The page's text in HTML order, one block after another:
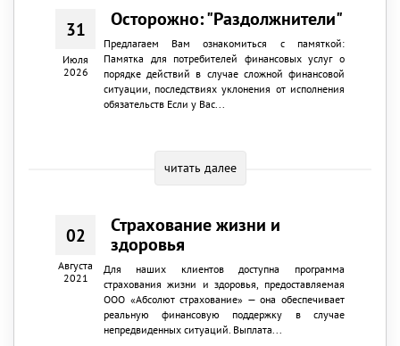
31
Июля
2026
Осторожно: "Раздолжнители"
Предлагаем Вам ознакомиться с памяткой:
Памятка для потребителей финансовых услуг о
порядке действий в случае сложной финансовой
ситуации, последствиях уклонения от исполнения
обязательств Если у Вас...
читать далее
02
Августа
2021
Страхование жизни и
здоровья
Для наших клиентов доступна программа
страхования жизни и здоровья, предоставляемая
ООО «Абсолют страхование» — она обеспечивает
реальную финансовую поддержку в случае
непредвиденных ситуаций. Выплата...